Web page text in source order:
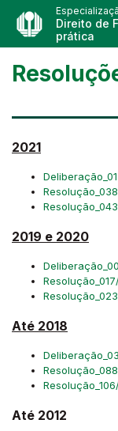
Direito de
prática
2021
2019 e 2020
Até 2018
Até 2012